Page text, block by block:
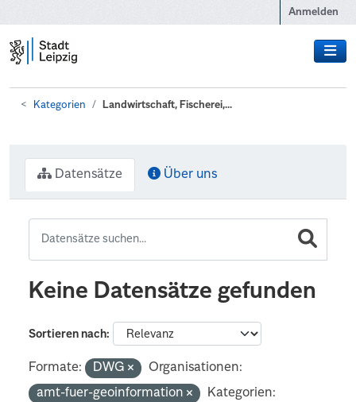
Anmelden
Kategorien Landwirtschaft, Fischerei,...
Datensätze Über uns
Keine Datensätze gefunden
Sortieren nach
Formate: DWG
Organisationen:
amt-fuer-geoinformation
Kategorien: